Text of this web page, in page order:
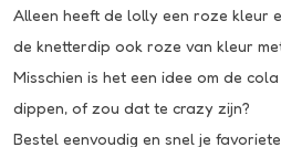
Alleen heeft de lolly een roze kleur
de knetterdip ook roze van kleur
Misschien is het een idee om de
dippen, of zou dat te crazy zijn?
Bestel eenvoudig en snel je